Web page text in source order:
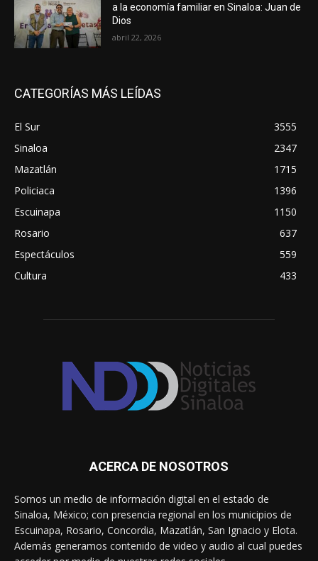
a la economía familiar en Sinaloa: Juan de
Dios
abril 22, 2026
CATEGORÍAS MÁS LEÍDAS
El Sur
3555
Sinaloa
2347
Mazatlán
1715
Policiaca
1396
Escuinapa
1150
Rosario
637
Espectáculos
559
Cultura
433
ACERCA DE NOSOTROS
Somos un medio de información digital en el estado de
Sinaloa, México; con presencia regional en los municipios de
Escuinapa, Rosario, Concordia, Mazatlán, San Ignacio y Elota.
Además generamos contenido de video y audio al cual puedes